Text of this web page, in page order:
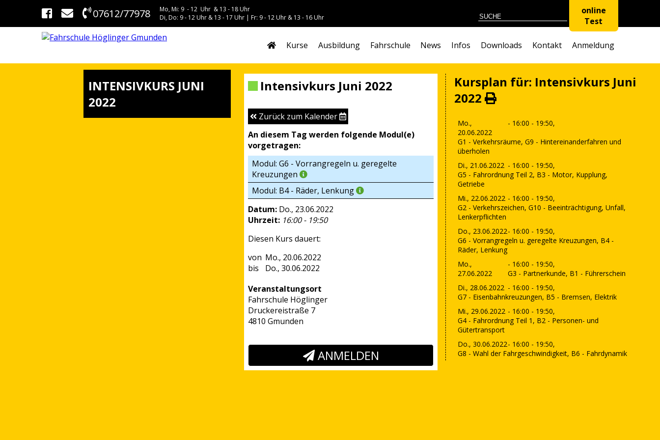
07612/77978
Mo, Mi: 9 - 12 Uhr & 13 - 18 Uhr
Di, Do: 9 - 12 Uhr & 13 - 17 Uhr | Fr: 9 - 12 Uhr & 13 - 16 Uhr
online
Test
Kurse Ausbildung Fahrschule News Infos Downloads Kontakt Anmeldung
INTENSIVKURS JUNI
2022
Intensivkurs Juni 2022
Zurück zum Kalender
An diesem Tag werden folgende Modul(e)
vorgetragen:
Modul: G6 - Vorrangregeln u. geregelte
Kreuzungen
Modul: B4 - Räder, Lenkung
Datum: Do., 23.06.2022
Uhrzeit: 16:00 - 19:50
Diesen Kurs dauert:
Mo., 20.06.2022
Do., 30.06.2022
Veranstaltungsort
Fahrschule Höglinger
Druckereistraße 7
4810 Gmunden
ANMELDEN
Kursplan für: Intensivkurs Juni
2022
Mo.,
20.06.2022
- 16:00 - 19:50,
G1 - Verkehrsräume, G9 - Hintereinanderfahren und
überholen
Di., 21.06.2022 - 16:00 - 19:50,
G5 - Fahrordnung Teil 2, B3 - Motor, Kupplung,
Getriebe
Mi., 22.06.2022 - 16:00 - 19:50,
G2 - Verkehrszeichen, G10 - Beeinträchtigung, Unfall,
Lenkerpflichten
Do., 23.06.2022- 16:00 - 19:50,
G6 - Vorrangregeln u. geregelte Kreuzungen, B4 -
Räder, Lenkung
Mo.,
27.06.2022
- 16:00 - 19:50,
G3 - Partnerkunde, B1 - Führerschein
Di., 28.06.2022 - 16:00 - 19:50,
G7 - Eisenbahnkreuzungen, B5 - Bremsen, Elektrik
Mi., 29.06.2022 - 16:00 - 19:50,
G4 - Fahrordnung Teil 1, B2 - Personen- und
Gütertransport
Do., 30.06.2022- 16:00 - 19:50,
G8 - Wahl der Fahrgeschwindigkeit, B6 - Fahrdynamik